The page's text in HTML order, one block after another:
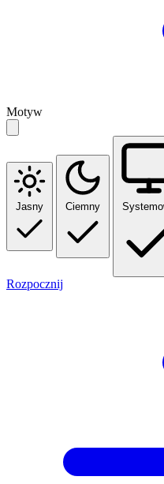
Motyw
Jasny Ciemny
Rozpocznij